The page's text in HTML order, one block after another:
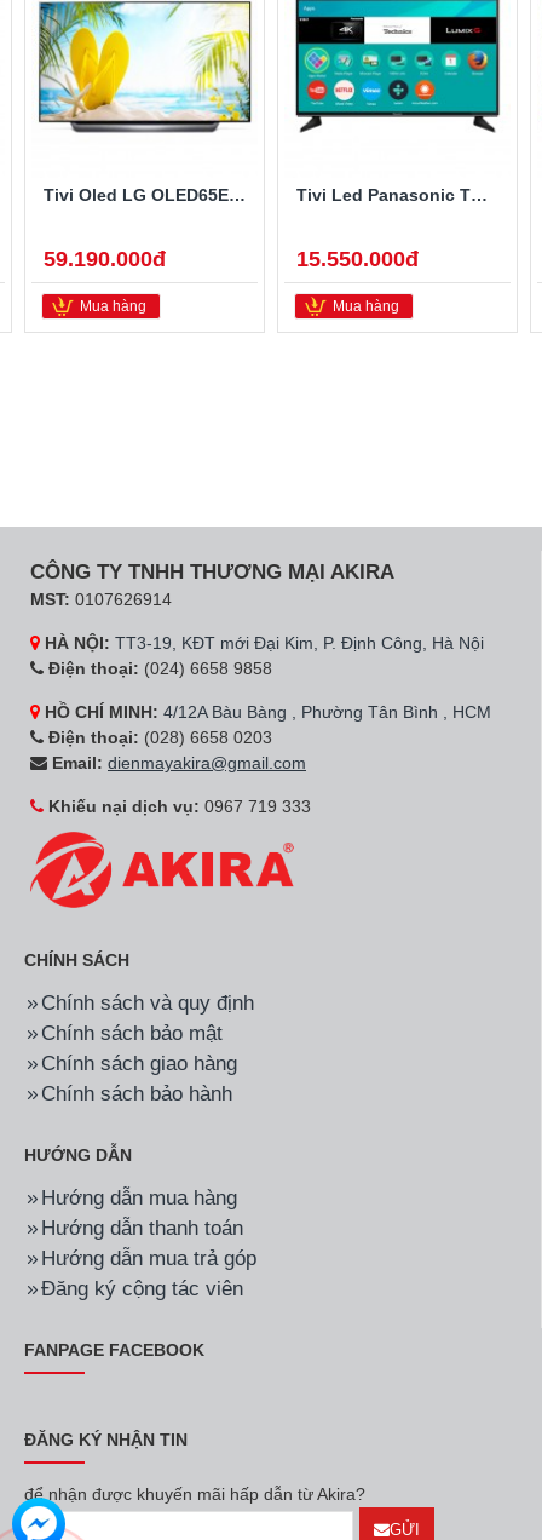
Tivi Oled LG OLED65E8PTA 65 Inch
59.190.000đ
Mua hàng
Tivi Led Panasonic TH-49EX600V 49 Inch 4K Ultra HD
15.550.000đ
Mua hàng
CÔNG TY TNHH THƯƠNG MẠI AKIRA
MST: 0107626914
HÀ NỘI: TT3-19, KĐT mới Đại Kim, P. Định Công, Hà Nội
Điện thoại: (024) 6658 9858
HỒ CHÍ MINH: 4/12A Bàu Bàng , Phường Tân Bình , HCM
Điện thoại: (028) 6658 0203
Email: dienmayakira@gmail.com
Khiếu nại dịch vụ: 0967 719 333
CHÍNH SÁCH
Chính sách và quy định
Chính sách bảo mật
Chính sách giao hàng
Chính sách bảo hành
HƯỚNG DẪN
Hướng dẫn mua hàng
Hướng dẫn thanh toán
Hướng dẫn mua trả góp
Đăng ký cộng tác viên
FANPAGE FACEBOOK
ĐĂNG KÝ NHẬN TIN
để nhận được khuyến mãi hấp dẫn từ Akira?
GỬI